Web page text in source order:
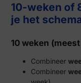
10-weken of
je het
10 weken
Combineer
Combineer